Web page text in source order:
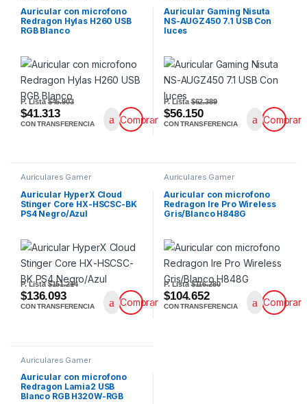
Auricular con microfono
Redragon Hylas H260 USB
RGB Blanco
P. Lista$45.903
$41.313
CON TRANSFERENCIA Comprar
Auricular Gaming Nisuta
NS-AUGZ450 7.1 USB Con
luces
P. Lista$62.389
$56.150
CON TRANSFERENCIA Comprar
Auriculares Gamer
Auricular HyperX Cloud
Stinger Core HX-HSCSC-BK
PS4 Negro/Azul
P. Lista$151.214
$136.093
CON TRANSFERENCIA Comprar
Auriculares Gamer
Auricular con microfono
Redragon Ire Pro Wireless
Gris/Blanco H848G
P. Lista$116.280
$104.652
CON TRANSFERENCIA Comprar
Auriculares Gamer
Auricular con microfono
Redragon Lamia2 USB
Blanco RGB H320W-RGB